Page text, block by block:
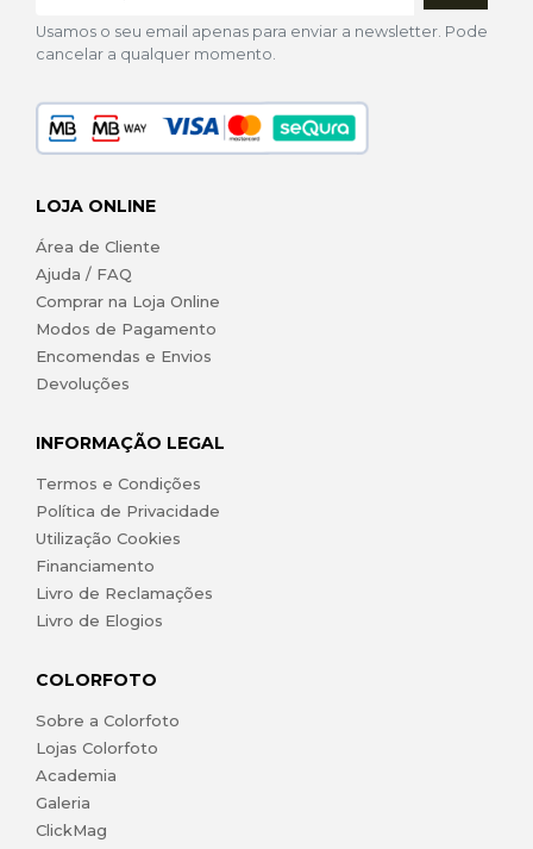
Usamos o seu email apenas para enviar a newsletter. Pode
cancelar a qualquer momento.
LOJA ONLINE
Área de Cliente
Ajuda / FAQ
Comprar na Loja Online
Modos de Pagamento
Encomendas e Envios
Devoluções
INFORMAÇÃO LEGAL
Termos e Condições
Política de Privacidade
Utilização Cookies
Financiamento
Livro de Reclamações
Livro de Elogios
COLORFOTO
Sobre a Colorfoto
Lojas Colorfoto
Academia
Galeria
ClickMag